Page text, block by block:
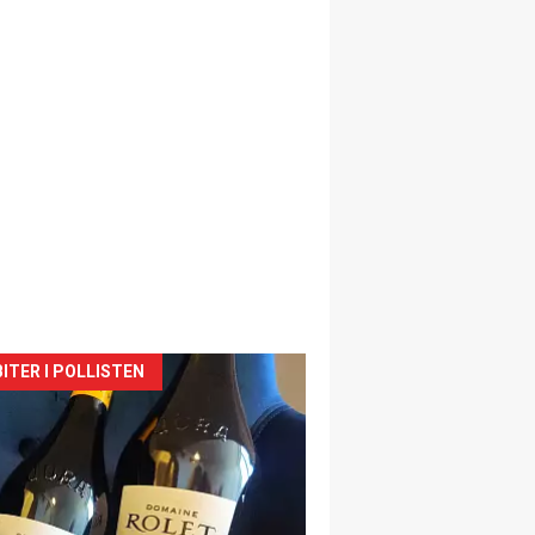
I POLLISTEN